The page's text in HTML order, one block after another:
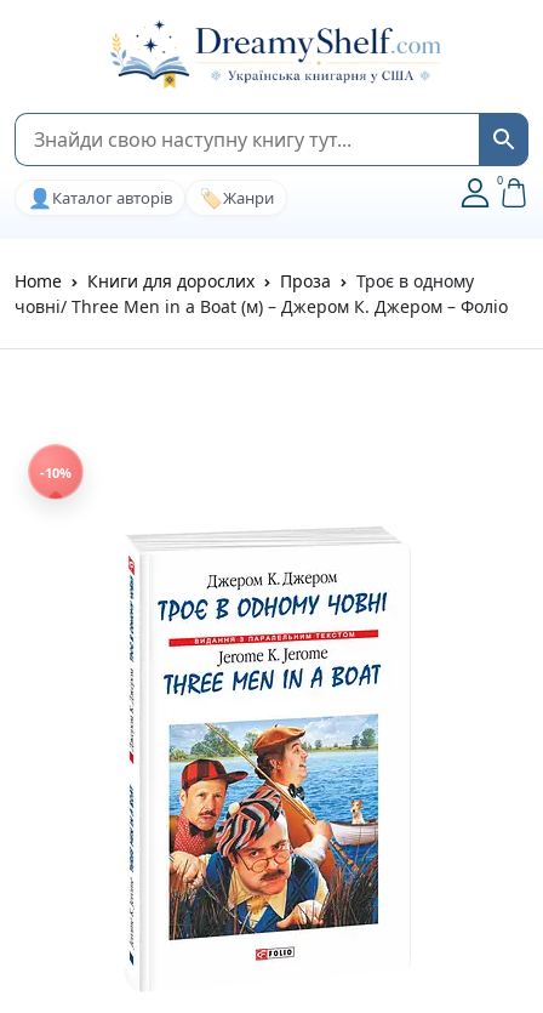
👤 Каталог авторів 🏷️Жанри
0
Home Книги для дорослих Проза
Троє в одному
човнi/ Three Men in a Boat (м) – Джером К. Джером – Фоліо
-10%